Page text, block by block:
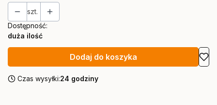
szt.
Dostępność:
duża ilość
Dodaj do koszyka
Czas wysyłki:24 godziny